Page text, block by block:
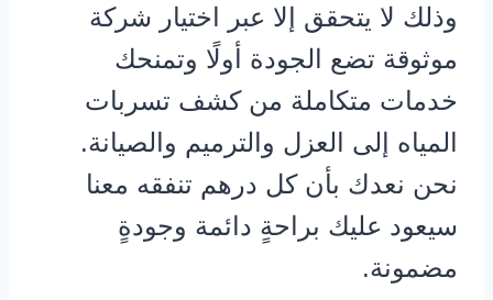
وذلك لا يتحقق إلا عبر اختيار شركة
موثوقة تضع الجودة أولًا وتمنحك
خدمات متكاملة من كشف تسربات
المياه إلى العزل والترميم والصيانة.
نحن نعدك بأن كل درهم تنفقه معنا
سيعود عليك براحةٍ دائمة وجودةٍ
مضمونة.